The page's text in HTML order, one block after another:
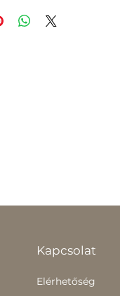
Kapcsolat
Elérhetőség